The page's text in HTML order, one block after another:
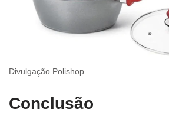
Divulgação Polishop
Conclusão